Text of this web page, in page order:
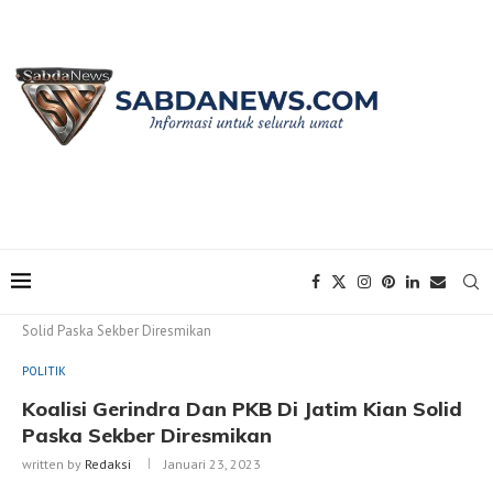
Solid Paska Sekber Diresmikan
POLITIK
Koalisi Gerindra Dan PKB Di Jatim Kian Solid
Paska Sekber Diresmikan
written by Redaksi Januari 23, 2023